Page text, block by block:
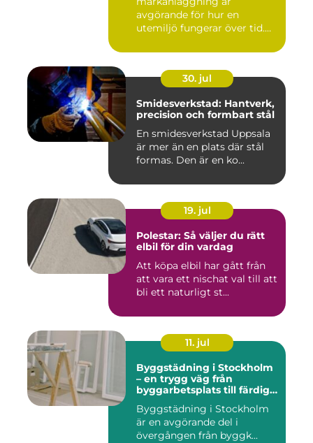
avgörande för hur en
utemiljö fungerar över tid.
30. jul
Smidesverkstad: Hantverk,
precision och formbart stål
En smidesverkstad Uppsala
är mer än en plats där stål
formas. Den är en ko...
19. jul
Polestar: Så väljer du rätt
elbil för din vardag
Att köpa elbil har gått från
att vara ett nischat val till att
bli ett naturligt st...
11. jul
Byggstädning i Stockholm
– en trygg väg från
byggarbetsplats till färdig
Byggstädning i Stockholm
är en avgörande del i
övergången från byggk...